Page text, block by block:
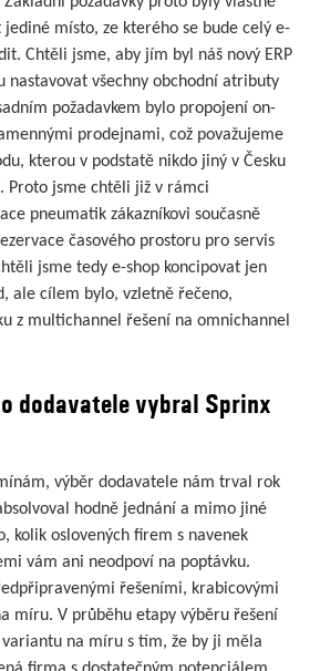
místo, ze kterého se bude celý e-
Chtěli jsme, aby jím byl náš nový ERP
nastavovat všechny obchodní atributy
požadavkem bylo propojení on-
prodejnami, což považujeme
kterou v podstatě nikdo jiný v Česku
Proto jsme chtěli již v rámci
pneumatik zákazníkovi současně
časového prostoru pro servis
jsme tedy e-shop koncipovat jen
ale cílem bylo, vzletně řečeno,
z multichannel řešení na omnichannel
dodavatele vybral Sprinx
výběr dodavatele nám trval rok
hodně jednání a mimo jiné
kolik oslovených firem s navenek
vám ani neodpoví na poptávku.
řešeními, krabicovými
míru. V průběhu etapy výběru řešení
na míru s tím, že by ji měla